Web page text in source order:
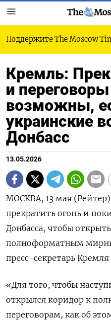
Поддержите The Moscow
Кремль:
и
возможны,
украинские
Донбасс
13.05.2026
МОСКВА, 13 мая
прекратить огонь и
Донбасса, чтобы
полноформатным
пресс-секретарь
«Для того, чтобы
открылся коридор ​к
переговорам, как ‌об